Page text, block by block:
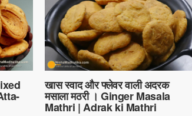
खास स्वाद और फ्लेवर वाली अदरक
मसाला मठरी । Ginger Masala
Mathri | Adrak ki Mathri